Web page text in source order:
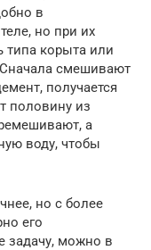
в
но при их
типа корыта или
смешивают
получается
половину из
а
воду, чтобы
но с более
его
задачу, можно в